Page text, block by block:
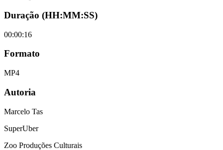
Duração (HH:MM:SS)
00:00:16
Formato
MP4
Autoria
Marcelo Tas
SuperUber
Zoo Produções Culturais